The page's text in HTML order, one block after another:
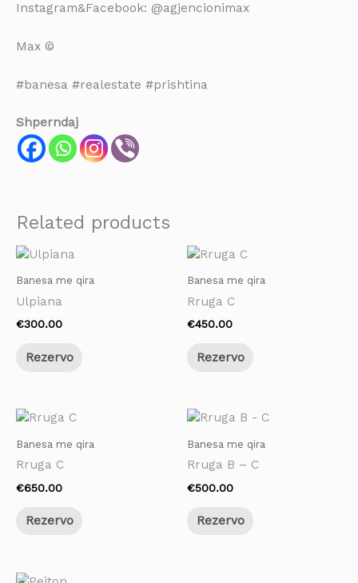
Instagram&Facebook: @agjencionimax
Max ©
#banesa #realestate #prishtina
Shperndaj
Related products
Banesa me qira
Ulpiana
€300.00
Rezervo
Banesa me qira
Rruga C
€450.00
Rezervo
Banesa me qira
Rruga C
€650.00
Rezervo
Banesa me qira
Rruga B – C
€500.00
Rezervo